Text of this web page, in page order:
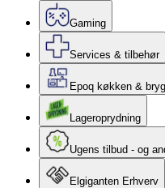
Gaming
Services & tilbehør
Epoq køkken &
Lageroprydning
Ugens tilbud - og
Elgiganten Erhverv